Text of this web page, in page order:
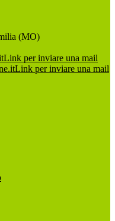
(MO)
Link per inviare una mail
Link per inviare una mail